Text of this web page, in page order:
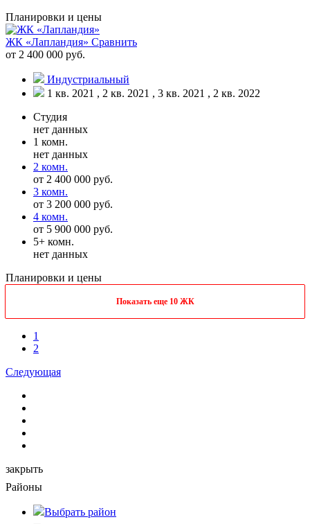
Планировки и цены
ЖК «Лапландия» Сравнить
от 2 400 000 руб.
Индустриальный
1 кв. 2021 , 2 кв. 2021 , 3 кв. 2021 , 2 кв. 2022
Студия
нет данных
1 комн.
нет данных
2 комн.
от 2 400 000 руб.
3 комн.
от 3 200 000 руб.
4 комн.
от 5 900 000 руб.
5+ комн.
нет данных
Планировки и цены
Показать еще 10 ЖК
1
2
Следующая
закрыть
Районы
Выбрать район